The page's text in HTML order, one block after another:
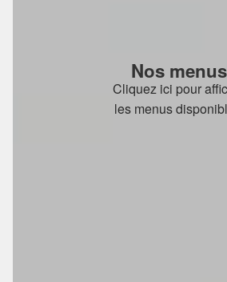
Nos menus
Cliquez ici pour
les menus